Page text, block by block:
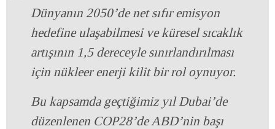
Dünyanın 2050’de net sıfır emisyon
hedefine ulaşabilmesi ve küresel sıcaklık
artışının 1,5 dereceyle sınırlandırılması
için nükleer enerji kilit bir rol oynuyor.
Bu kapsamda geçtiğimiz yıl Dubai’de
düzenlenen COP28’de ABD’nin başı